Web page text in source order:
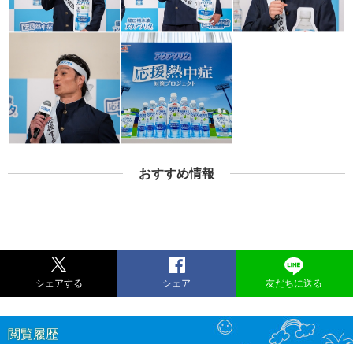
おすすめ情報
シェアする シェア 友だちに送る
閲覧履歴